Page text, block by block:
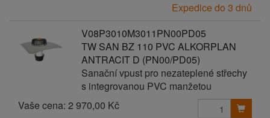
Expedice do 3 dnů
V08P3010M3011PN00PD05
TW SAN BZ 110 PVC ALKORPLAN
ANTRACIT D (PN00/PD05)
Sanační vpust pro nezateplené střechy
s integrovanou PVC manžetou
Vaše cena: 2 970,00 Kč